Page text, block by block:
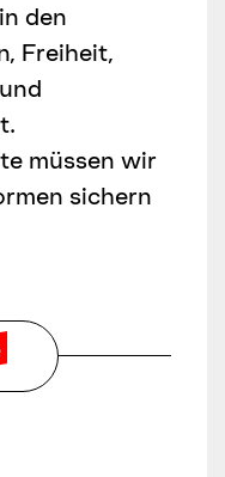
den
Freiheit,
müssen wir
sichern